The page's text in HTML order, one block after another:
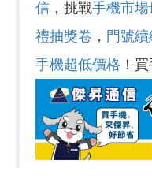
信 ，挑戰手機市場
禮抽獎卷 ， 門號續
手機超低價格 ！